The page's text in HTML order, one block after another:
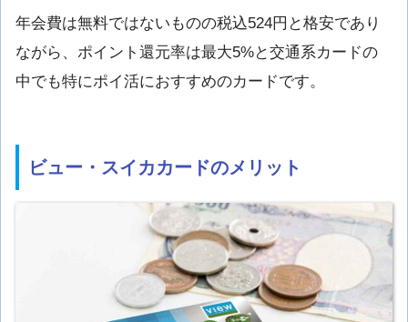
年会費は無料ではないものの税込524円と格安であり
ながら、ポイント還元率は最大5%と交通系カードの
中でも特にポイ活におすすめのカードです。
ビュー・スイカカードのメリット